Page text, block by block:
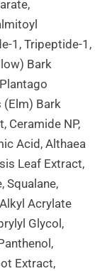
1, Tripeptide-1,
Bark
(Elm) Bark
Ceramide NP,
Acid, Althaea
Leaf Extract,
Squalane,
Acrylate
Glycol,
Extract,